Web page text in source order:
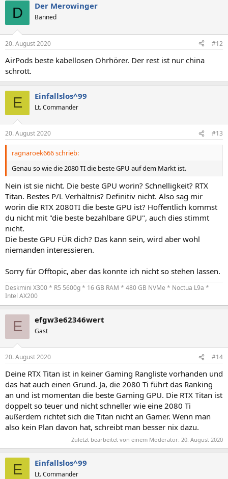
D Der Merowinger
Banned
20. August 2020 #12
AirPods beste kabellosen Ohrhörer. Der rest ist nur china
schrott.
E Einfallslos^99
Lt. Commander
20. August 2020 #13
ragnaroek666 schrieb:
Genau so wie die 2080 TI die beste GPU auf dem Markt ist.
Nein ist sie nicht. Die beste GPU worin? Schnelligkeit? RTX
Titan. Bestes P/L Verhältnis? Definitiv nicht. Also sag mir
worin die RTX 2080TI die beste GPU ist? Hoffentlich kommst
du nicht mit "die beste bezahlbare GPU", auch dies stimmt
nicht.
Die beste GPU FÜR dich? Das kann sein, wird aber wohl
niemanden interessieren.
Sorry für Offtopic, aber das konnte ich nicht so stehen lassen.
Deskmini X300 * R5 5600g * 16 GB RAM * 480 GB NVMe * Noctua L9a *
Intel AX200
E efgw3e62346wert
Gast
20. August 2020 #14
Deine RTX Titan ist in keiner Gaming Rangliste vorhanden und
das hat auch einen Grund. Ja, die 2080 Ti führt das Ranking
an und ist momentan die beste Gaming GPU. Die RTX Titan ist
doppelt so teuer und nicht schneller wie eine 2080 Ti
außerdem richtet sich die Titan nicht an Gamer. Wenn man
also kein Plan davon hat, schreibt man besser nix dazu.
Zuletzt bearbeitet von einem Moderator: 20. August 2020
E Einfallslos^99
Lt. Commander